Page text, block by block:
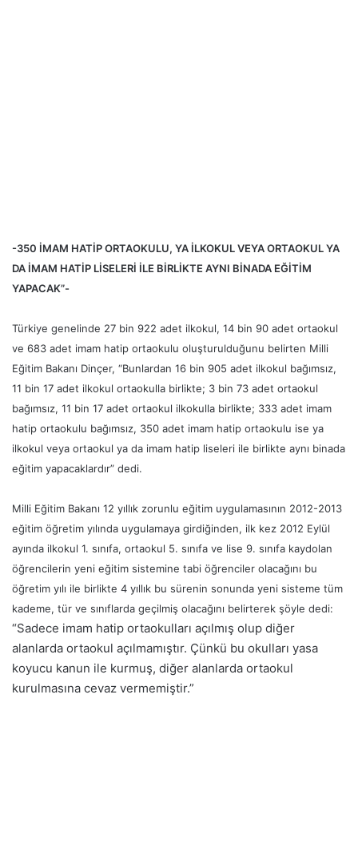
-350 İMAM HATİP ORTAOKULU, YA İLKOKUL VEYA ORTAOKUL YA
DA İMAM HATİP LİSELERİ İLE BİRLİKTE AYNI BİNADA EĞİTİM
YAPACAK”-
Türkiye genelinde 27 bin 922 adet ilkokul, 14 bin 90 adet ortaokul
ve 683 adet imam hatip ortaokulu oluşturulduğunu belirten Milli
Eğitim Bakanı Dinçer, “Bunlardan 16 bin 905 adet ilkokul bağımsız,
11 bin 17 adet ilkokul ortaokulla birlikte; 3 bin 73 adet ortaokul
bağımsız, 11 bin 17 adet ortaokul ilkokulla birlikte; 333 adet imam
hatip ortaokulu bağımsız, 350 adet imam hatip ortaokulu ise ya
ilkokul veya ortaokul ya da imam hatip liseleri ile birlikte aynı binada
eğitim yapacaklardır” dedi.
Milli Eğitim Bakanı 12 yıllık zorunlu eğitim uygulamasının 2012-2013
eğitim öğretim yılında uygulamaya girdiğinden, ilk kez 2012 Eylül
ayında ilkokul 1. sınıfa, ortaokul 5. sınıfa ve lise 9. sınıfa kaydolan
öğrencilerin yeni eğitim sistemine tabi öğrenciler olacağını bu
öğretim yılı ile birlikte 4 yıllık bu sürenin sonunda yeni sisteme tüm
kademe, tür ve sınıflarda geçilmiş olacağını belirterek şöyle dedi:
“Sadece imam hatip ortaokulları açılmış olup diğer
alanlarda ortaokul açılmamıştır. Çünkü bu okulları yasa
koyucu kanun ile kurmuş, diğer alanlarda ortaokul
kurulmasına cevaz vermemiştir.”